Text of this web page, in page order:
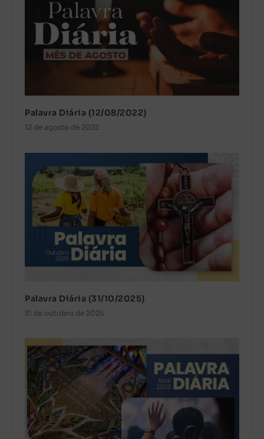
Palavra Diária (12/08/2022)
12 de agosto de 2022
Palavra Diária (31/10/2025)
31 de outubro de 2025